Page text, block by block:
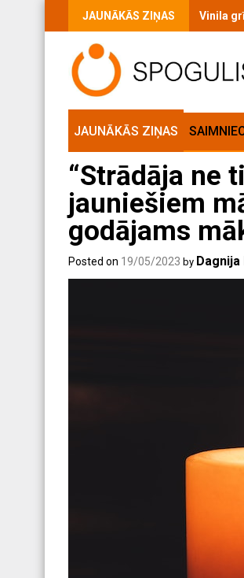
JAUNĀKĀS ZIŅAS Vinila
JAUNĀKĀS ZIŅAS
“Strādāja ne
jauniešiem
godājams
Posted on 19/05/2023 by Dagnija